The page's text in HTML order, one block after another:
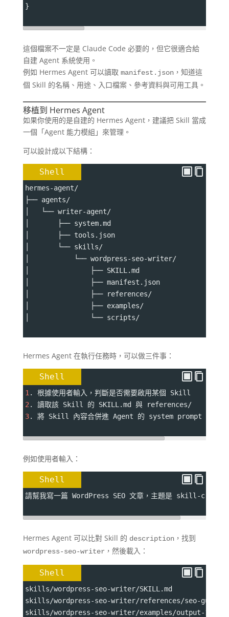
}
這個檔案不一定是 Claude Code 必要的，但它很適合給
自建 Agent 系統使用。
例如 Hermes Agent 可以讀取 manifest.json，知道這
個 Skill 的名稱、用途、入口檔案、參考資料與可用工具。
移植到 Hermes Agent
如果你使用的是自建的 Hermes Agent，建議把 Skill 當成
一個「Agent 能力模組」來管理。
可以設計成以下結構：
Shell
hermes-agent/
├── agents/
│   └── writer-agent/
│       ├── system.md
│       ├── tools.json
│       └── skills/
│           └── wordpress-seo-writer/
│               ├── SKILL.md
│               ├── manifest.json
│               ├── references/
│               ├── examples/
│               └── scripts/
Hermes Agent 在執行任務時，可以做三件事：
Shell
1 . 根據使用者輸入，判斷是否需要啟用某個 Skill
2 . 讀取該 Skill 的 SKILL.md 與 references/
3. 將 Skill 內容合併進 Agent 的 system prompt 或
例如使用者輸入：
Shell
請幫我寫一篇 WordPress SEO 文章，主題是 skill-
Hermes Agent 可以比對 Skill 的 description，找到
wordpress-seo-writer ，然後載入：
Shell
skills/wordpress-seo-writer/SKILL.md
skills/wordpress-seo-writer/references/seo-
skills/wordpress-seo-writer/examples/output-1.md